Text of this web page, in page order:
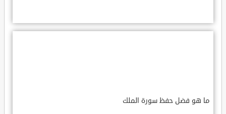
ما هو فضل حفظ سورة الملك